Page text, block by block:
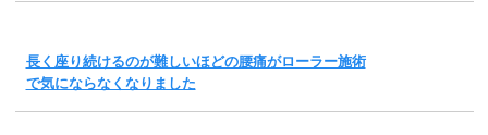
長く座り続けるのが難しいほどの腰痛がローラー施術
で気にならなくなりました